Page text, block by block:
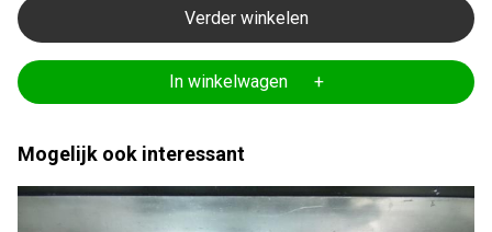
Verder winkelen
In winkelwagen +
Mogelijk ook interessant